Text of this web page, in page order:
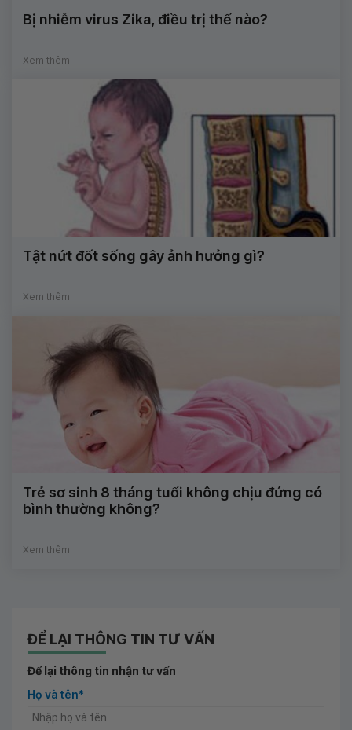
Bị nhiễm virus Zika, điều trị thế nào?
Xem thêm
Tật nứt đốt sống gây ảnh hưởng gì?
Xem thêm
Trẻ sơ sinh 8 tháng tuổi không chịu đứng có
bình thường không?
Xem thêm
ĐỂ LẠI THÔNG TIN TƯ VẤN
Để lại thông tin nhận tư vấn
Họ và tên*